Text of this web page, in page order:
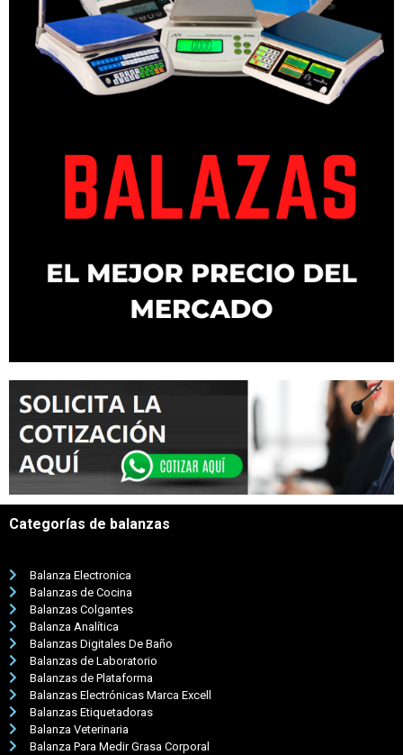
Categorías de balanzas
Balanza Electronica
Balanzas de Cocina
Balanzas Colgantes
Balanza Analítica
Balanzas Digitales De Baño
Balanzas de Laboratorio
Balanzas de Plataforma
Balanzas Electrónicas Marca Excell
Balanzas Etiquetadoras
Balanza Veterinaria
Balanza Para Medir Grasa Corporal